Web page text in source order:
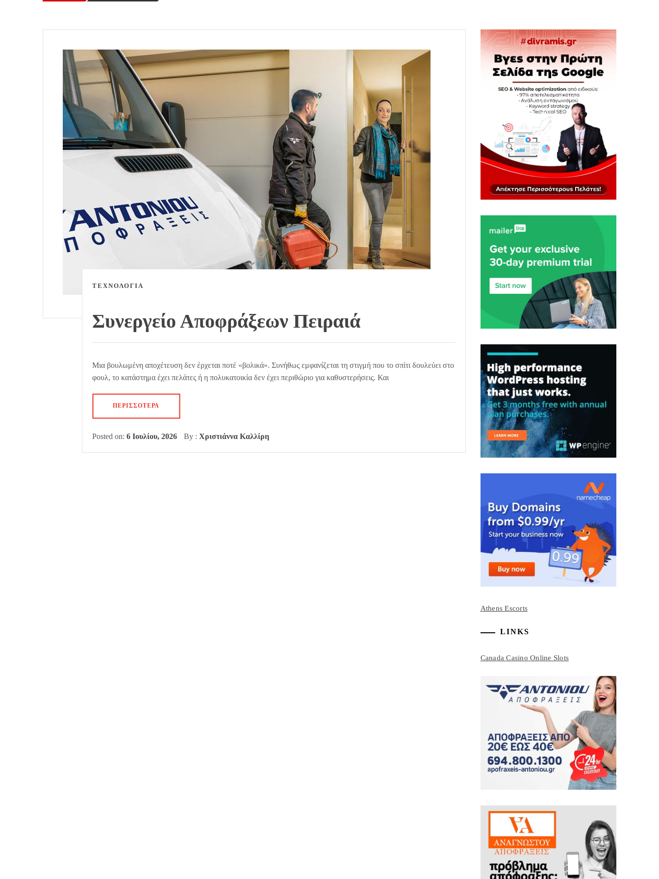
ΤΕΧΝΟΛΟΓΙΑ
Συνεργείο Αποφράξεων Πειραιά
Μια βουλωμένη αποχέτευση δεν έρχεται ποτέ «βολικά». Συνήθως εμφανίζεται τη στιγμή που το σπίτι δουλεύει στο
φουλ, το κατάστημα έχει πελάτες ή η πολυκατοικία δεν έχει περιθώριο για καθυστερήσεις. Και
ΠΕΡΙΣΣΌΤΕΡΑ
Posted on: 6 Ιουλίου, 2026 By : Χριστιάννα Καλλίρη
Athens Escorts
LINKS
Canada Casino Online Slots